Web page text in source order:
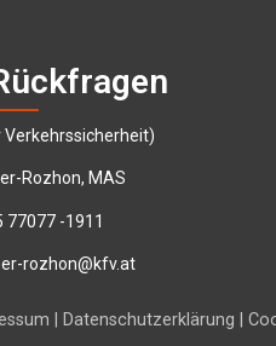
Verkehrssicherheit)
Rozhon, MAS
77077 -1911‬
rozhon@kfv.at
Datenschutzerklärung